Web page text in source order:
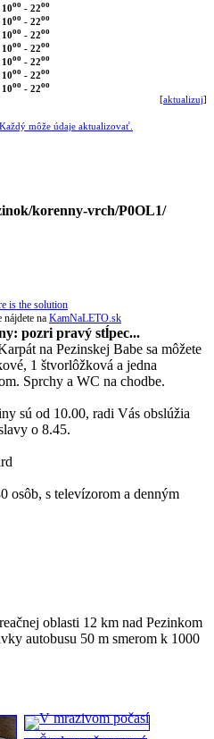
10oo- 22oo
10oo- 22oo
10oo- 22oo
10oo- 22oo
10oo- 22oo
10oo- 22oo
10oo- 22oo
[aktualizuj]
môže údaje aktualizovať.
korenny-vrch/P0OL1/
is the solution
na KamNaLETO.sk
pozri pravý stĺpec...
na Pezinskej Babe sa môžete
1 štvorlôžková a jedna
Sprchy a WC na chodbe.
sú od 10.00, radi Vás obslúžia
o 8.45.
osôb, s televízorom a denným
oblasti 12 km nad Pezinkom
autobusu 50 m smerom k 1000